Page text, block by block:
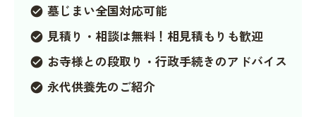
check_circle 墓じまい全国対応可能
check_circle 見積り・相談は無料！相見積もりも歓迎
check_circle お寺様との段取り・行政手続きのアドバイス
check_circle 永代供養先のご紹介